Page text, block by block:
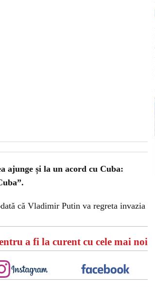
ajunge și la un acord cu Cuba:
că Vladimir Putin va regreta invazia
a fi la curent cu cele mai noi